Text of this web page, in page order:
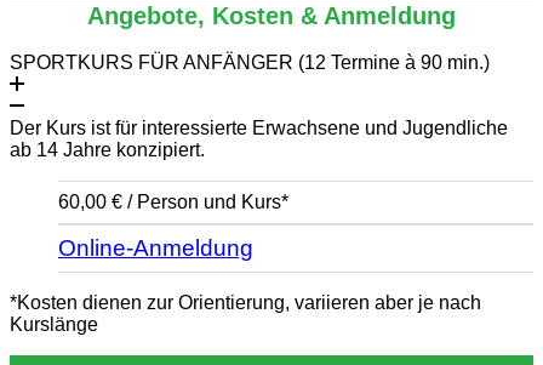
Angebote, Kosten & Anmeldung
SPORTKURS FÜR ANFÄNGER (12 Termine à 90 min.)
Der Kurs ist für interessierte Erwachsene und Jugendliche
ab 14 Jahre konzipiert.
60,00 € / Person und Kurs*
Online-Anmeldung
*Kosten dienen zur Orientierung, variieren aber je nach
Kurslänge